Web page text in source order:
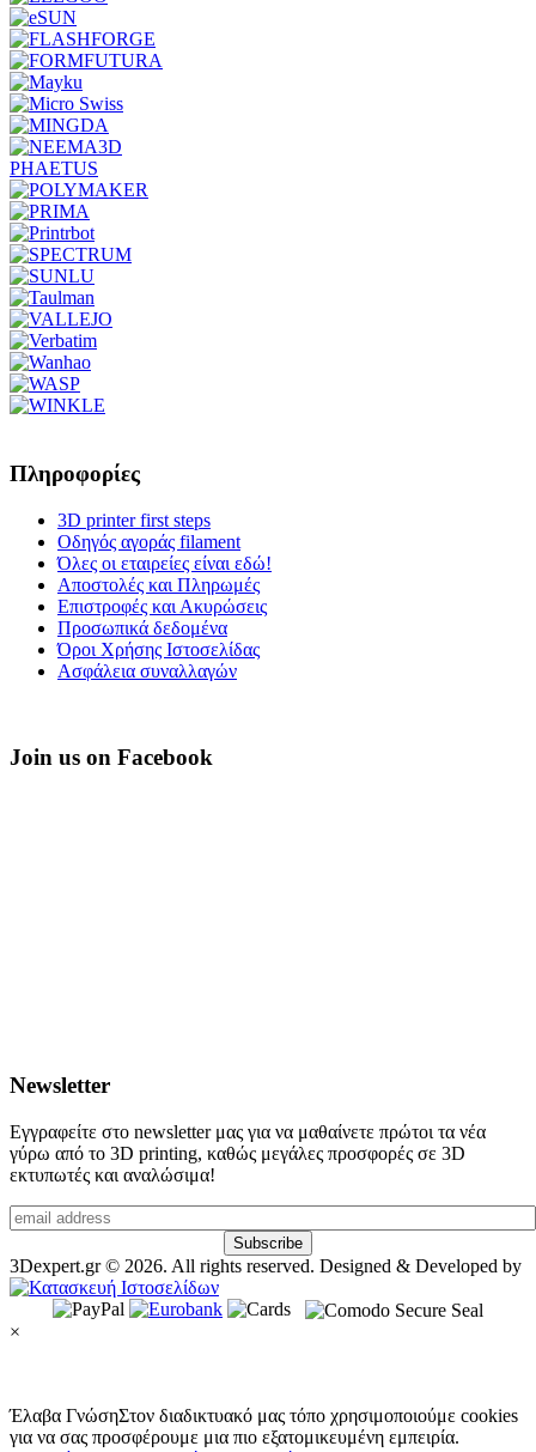
PHAETUS
Πληροφορίες
3D printer first steps
Οδηγός αγοράς filament
Όλες οι εταιρείες είναι εδώ!
Αποστολές και Πληρωμές
Επιστροφές και Ακυρώσεις
Προσωπικά δεδομένα
Όροι Χρήσης Ιστοσελίδας
Ασφάλεια συναλλαγών
Join us on Facebook
Newsletter
Εγγραφείτε στο newsletter μας για να μαθαίνετε πρώτοι τα νέα
γύρω από το 3D printing, καθώς μεγάλες προσφορές σε 3D
εκτυπωτές και αναλώσιμα!
3Dexpert.gr © 2026. All rights reserved. Designed & Developed by
×
Έλαβα ΓνώσηΣτον διαδικτυακό μας τόπο χρησιμοποιούμε cookies
για να σας προσφέρουμε μια πιο εξατομικευμένη εμπειρία.